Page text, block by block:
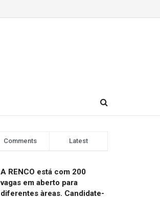
Comments Latest
A RENCO está com 200
vagas em aberto para
diferentes àreas. Candidate-